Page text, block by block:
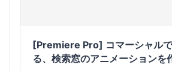
[Premiere Pro] コマーシャル
る、検索窓のアニメーションを